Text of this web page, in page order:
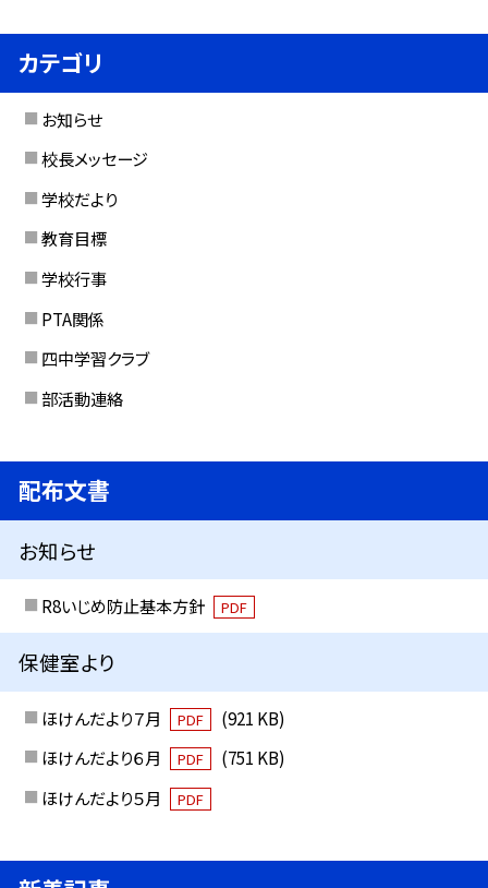
カテゴリ
お知らせ
校長メッセージ
学校だより
教育目標
学校行事
PTA関係
四中学習クラブ
部活動連絡
配布文書
お知らせ
R8いじめ防止基本方針 PDF
保健室より
ほけんだより７月 PDF
(921 KB)
ほけんだより６月
PDF
(751 KB)
ほけんだより５月
PDF